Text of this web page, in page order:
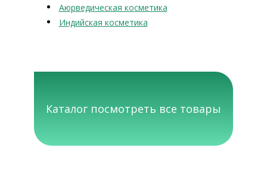
Аюрведическая косметика
Индийская косметика
Каталог посмотреть все товары